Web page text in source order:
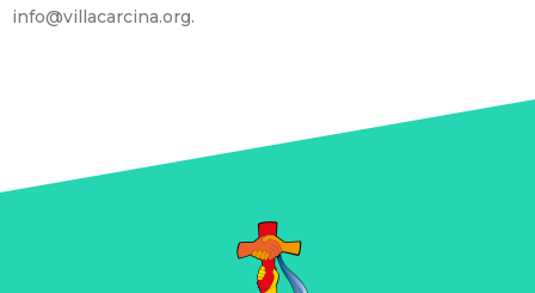
info@villacarcina.org.